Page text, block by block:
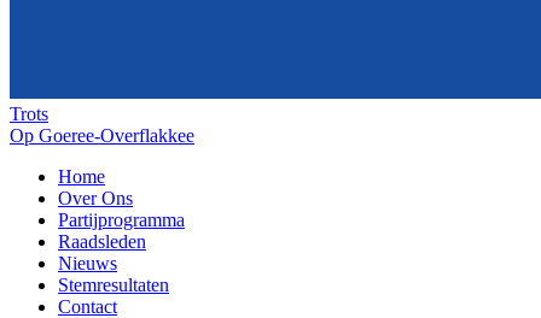
Trots
Op Goeree-Overflakkee
Home
Over Ons
Partijprogramma
Raadsleden
Nieuws
Stemresultaten
Contact